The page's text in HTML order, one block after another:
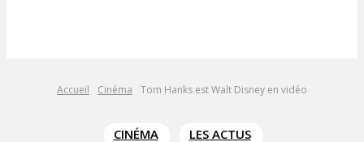
Accueil Cinéma Tom Hanks est Walt Disney en vidéo
CINÉMA LES ACTUS